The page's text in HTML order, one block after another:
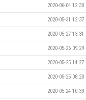
2020-06-04 12:30
2020-05-31 12:37
2020-05-27 13:31
2020-05-26 09:29
2020-05-25 14:27
2020-05-25 08:20
2020-05-24 10:33